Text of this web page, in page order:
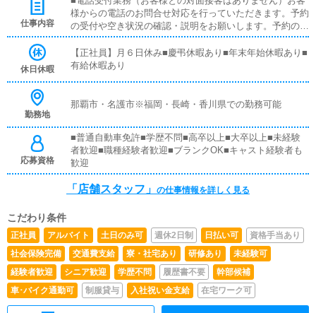
仕事内容
様からの電話のお問合せ対応を行っていただきます。予約
の受付や空き状況の確認・説明をお願いします。予約の確
定後はキャストやドライバーに通達します。簡単なマニュ
アルや先輩スタッフに気軽に聞ける環境ですので、未経験
でも安心して働けます。■PC更新業務ヘブンネットなど、
なります。基本的にはボタンを押すだけや、ブログの更新
手な人でも簡単にできます。■清掃・備品管理お客様やキ
ャストの方に快適にお過ごしいただくため、店内の清掃や
備品の管理・補充を行っていただきます。
休日休暇
【正社員】月６日休み■慶弔休暇あり■年末年始休暇あり■
有給休暇あり
勤務地
那覇市・名護市※福岡・長崎・香川県での勤務可能
応募資格
■普通自動車免許■学歴不問■高卒以上■大卒以上■未経験
者歓迎■職種経験者歓迎■ブランクOK■キャスト経験者も
歓迎
「店舗スタッフ」 の仕事情報を詳しく見る
こだわり条件
正社員 アルバイト 土日のみ可 週休2日制 日払い可
資格手当あり
社会保険完備
交通費支給 寮・社宅あり 研修あり
未経験可
経験者歓迎
シニア歓迎 学歴不問 履歴書不要
幹部候補
車･バイク通勤可
制服貸与 入社祝い金支給 在宅ワーク可